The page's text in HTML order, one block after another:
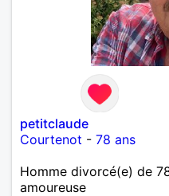
petitclaude
Courtenot - 78 ans
Homme divorcé(e) de
amoureuse